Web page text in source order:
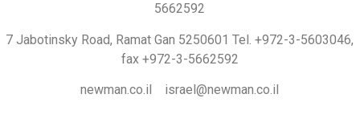
5662592
7 Jabotinsky Road, Ramat Gan 5250601 Tel. +972-3-5603046,
fax +972-3-5662592
newman.co.il israel@newman.co.il